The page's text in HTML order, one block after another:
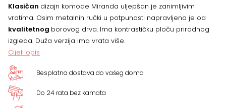
Klasičan dizajn komode Miranda uljepšan je zanimljivim
vratima. Osim metalnih ručki u potpunosti napravljena je od
kvalitetnog borovog drva. Ima kontrastičku ploču prirodnog
izgleda. Duža verzija ima vrata više.
Cijeli opis
Besplatna dostava do vašeg doma
Do 24 rata bez kamata